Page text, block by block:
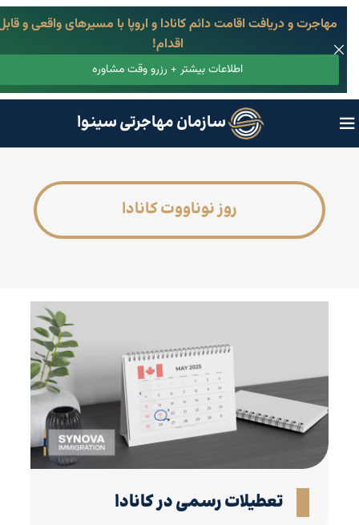
سازمان مهاجرتی سینوا
روز نوناووت کانادا
تعطیلات رسمی در کانادا
مهاجرت و دریافت اقامت دائم کانادا و اروپا با مسیرهای واقعی و
اقدام!
اطلاعات بیشتر + رزرو وقت مشاوره